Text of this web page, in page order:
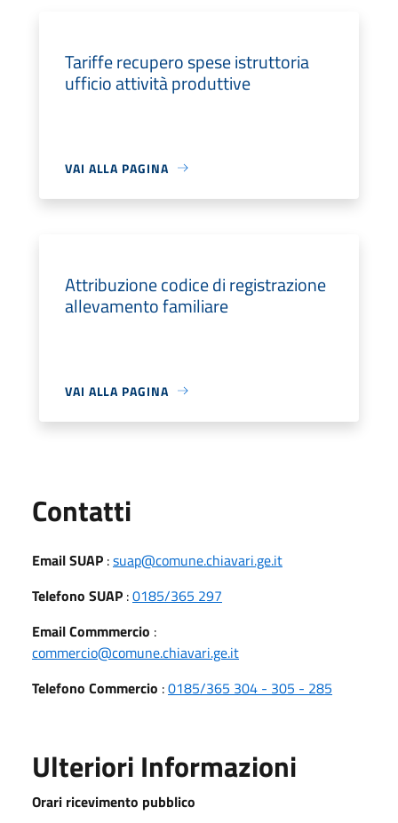
Tariffe recupero spese istruttoria
ufficio attività produttive
VAI ALLA PAGINA
Attribuzione codice di registrazione
allevamento familiare
VAI ALLA PAGINA
Contatti
Email SUAP :suap@comune.chiavari.ge.it
Telefono SUAP :0185/365 297
Email Commmercio :
commercio@comune.chiavari.ge.it
Telefono Commercio :0185/365 304 - 305 - 285
Ulteriori Informazioni
Orari ricevimento pubblico